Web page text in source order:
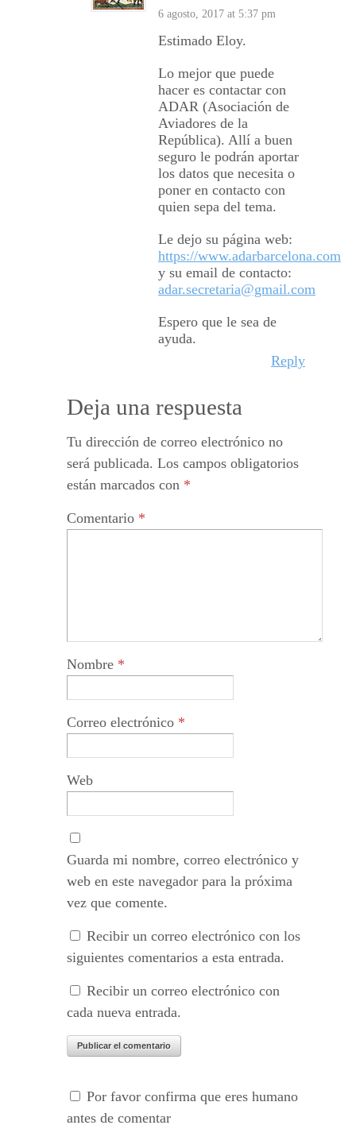
6 agosto, 2017 at 5:37 pm
Estimado Eloy.
Lo mejor que puede
hacer es contactar con
ADAR (Asociación de
Aviadores de la
República). Allí a buen
seguro le podrán aportar
los datos que necesita o
poner en contacto con
quien sepa del tema.
Le dejo su página web:
https://www.adarbarcelona.com
y su email de contacto:
adar.secretaria@gmail.com
Espero que le sea de
ayuda.
Reply
Deja una respuesta
Tu dirección de correo electrónico no
será publicada. Los campos obligatorios
están marcados con *
Comentario *
Nombre *
Correo electrónico *
Web
Guarda mi nombre, correo electrónico y
web en este navegador para la próxima
vez que comente.
Recibir un correo electrónico con los
siguientes comentarios a esta entrada.
Recibir un correo electrónico con
cada nueva entrada.
Por favor confirma que eres humano
antes de comentar